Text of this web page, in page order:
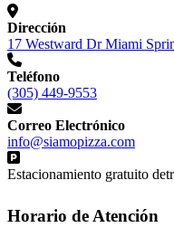
Dirección
17 Westward Dr Miami
Teléfono
(305) 449-9553
Correo Electrónico
info@siamopizza.com
Estacionamiento gratuito
Horario de Atención